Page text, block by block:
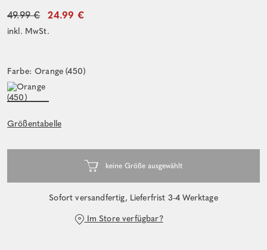
49.99 € 24.99 €
inkl. MwSt.
Farbe: Orange (450)
Größentabelle
Sofort versandfertig, Lieferfrist 3-4 Werktage
Im Store verfügbar?